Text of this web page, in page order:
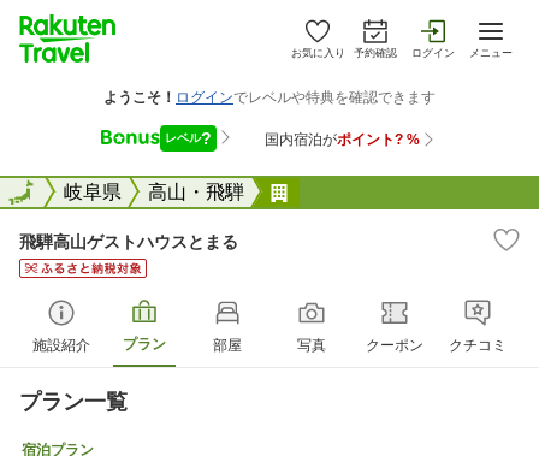
お気に入り 予約確認 ログイン メニュー
全国岐阜県 高山・飛騨
全国
飛騨高山ゲストハウスとまる
施設紹介 プラン 部屋 写真 クーポン クチコミ
プラン一覧
宿泊プラン